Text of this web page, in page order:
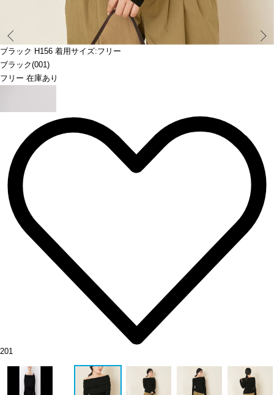
ブラック H156 着用サイズ:フリー
ブラック(001)
フリー 在庫あり
201